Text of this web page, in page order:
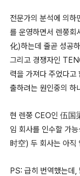
전문가의 분석에 의
를 운영하면서 렌쭝
化)하는데 줄곧 성공
그리고 경쟁자인
력을 가져다 주었다
출하려는 원인중의 하
현 렌쭝 CEO인 伍国
임 회사를 인수할 가
时空) 두 회사는 아직
PS: 급히 번역했는데,